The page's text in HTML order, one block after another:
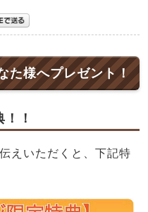
た様へプレゼント！
！
えいただくと、下記特